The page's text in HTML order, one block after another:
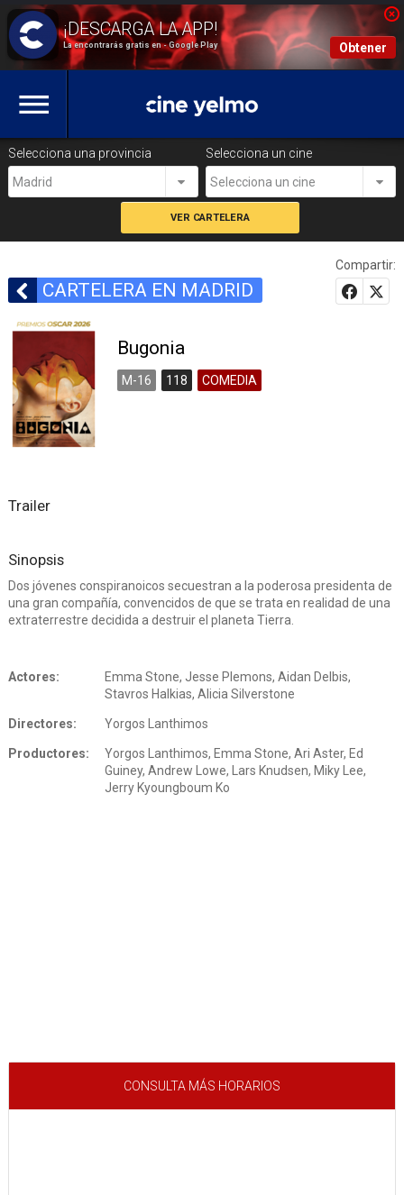
La encontrarás gratis en - Google Play Obtener
Selecciona una provincia
Madrid
Selecciona un cine
Selecciona un cine
CARTELERA EN MADRID
Compartir:
Bugonia
M-16 118 COMEDIA
Trailer
Sinopsis
Dos jóvenes conspiranoicos secuestran a la poderosa presidenta de
una gran compañía, convencidos de que se trata en realidad de una
extraterrestre decidida a destruir el planeta Tierra.
Actores:
Emma Stone, Jesse Plemons, Aidan Delbis,
Stavros Halkias, Alicia Silverstone
Directores: Yorgos Lanthimos
Productores:
Yorgos Lanthimos, Emma Stone, Ari Aster, Ed
Guiney, Andrew Lowe, Lars Knudsen, Miky Lee,
Jerry Kyoungboum Ko
CONSULTA MÁS HORARIOS